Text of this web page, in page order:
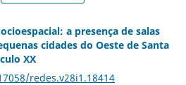
a presença de salas
cidades do Oeste de Santa
XX
redes.v28i1.18414